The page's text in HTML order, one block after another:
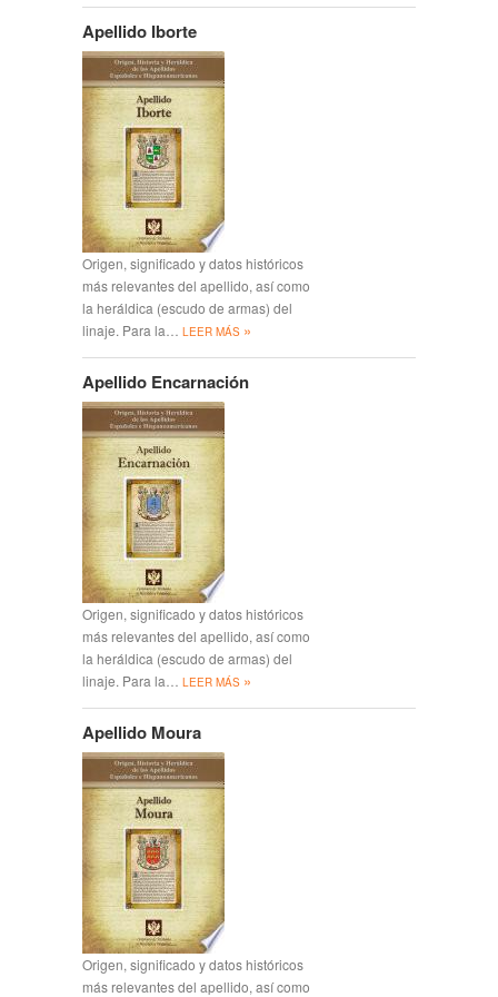
Apellido Iborte
Origen, significado y datos históricos
más relevantes del apellido, así como
la heráldica (escudo de armas) del
linaje. Para la…
LEER MÁS »
Apellido Encarnación
Origen, significado y datos históricos
más relevantes del apellido, así como
la heráldica (escudo de armas) del
linaje. Para la…
LEER MÁS »
Apellido Moura
Origen, significado y datos históricos
más relevantes del apellido, así como